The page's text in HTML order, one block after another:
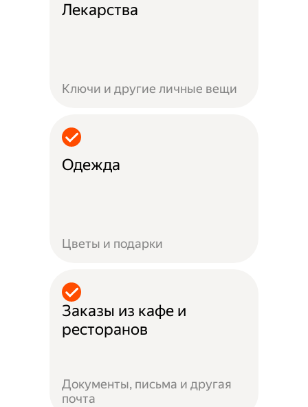
Лекарства
Ключи и другие личные вещи
Одежда
Цветы и подарки
Заказы из кафе и
ресторанов
Документы, письма и другая
почта